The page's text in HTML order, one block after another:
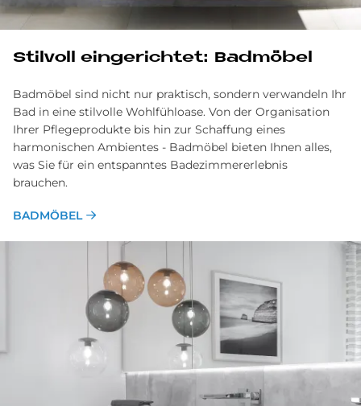
Stil­voll ein­ge­rich­tet: Bad­mö­bel
Badmöbel sind nicht nur praktisch, sondern verwandeln Ihr
Bad in eine stilvolle Wohlfühl­oase. Von der Organisation
Ihrer Pflege­produkte bis hin zur Schaf­fung eines
harmonischen Ambientes - Bad­möbel bieten Ihnen alles,
was Sie für ein ent­spanntes Badezimm­ererlebnis
brauchen.
BADMÖBEL